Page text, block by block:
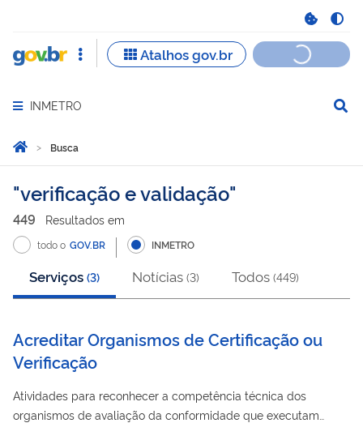
Abrir menu principal de navegação
INMETRO
Você está aqui:
Página Inicial
Busca
Busca
verificação e validação
449 Resultados em
todo o GOV.BR INMETRO
Serviços (3) Notícias (3) Todos (449)
Acreditar Organismos de Certificação ou
Verificação
Atividades para reconhecer a competência técnica dos
organismos de avaliação da conformidade que executam